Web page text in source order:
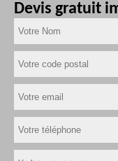
Devis gratuit